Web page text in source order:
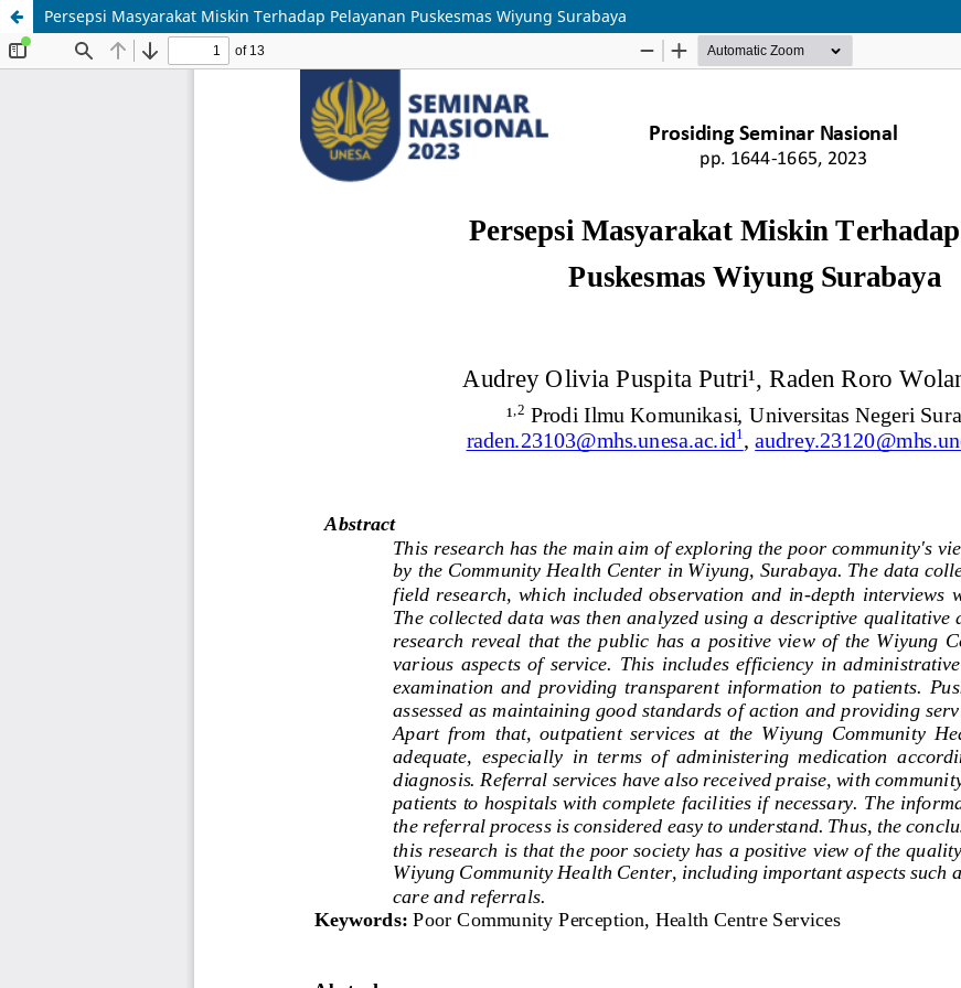
Persepsi Masyarakat Miskin Terhadap Pelayanan Puskesmas Wiyung Surabaya